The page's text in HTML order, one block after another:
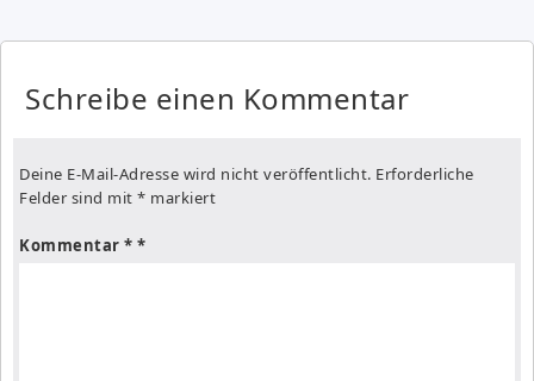
Schreibe einen Kommentar
Deine E-Mail-Adresse wird nicht veröffentlicht. Erforderliche
Felder sind mit * markiert
Kommentar *